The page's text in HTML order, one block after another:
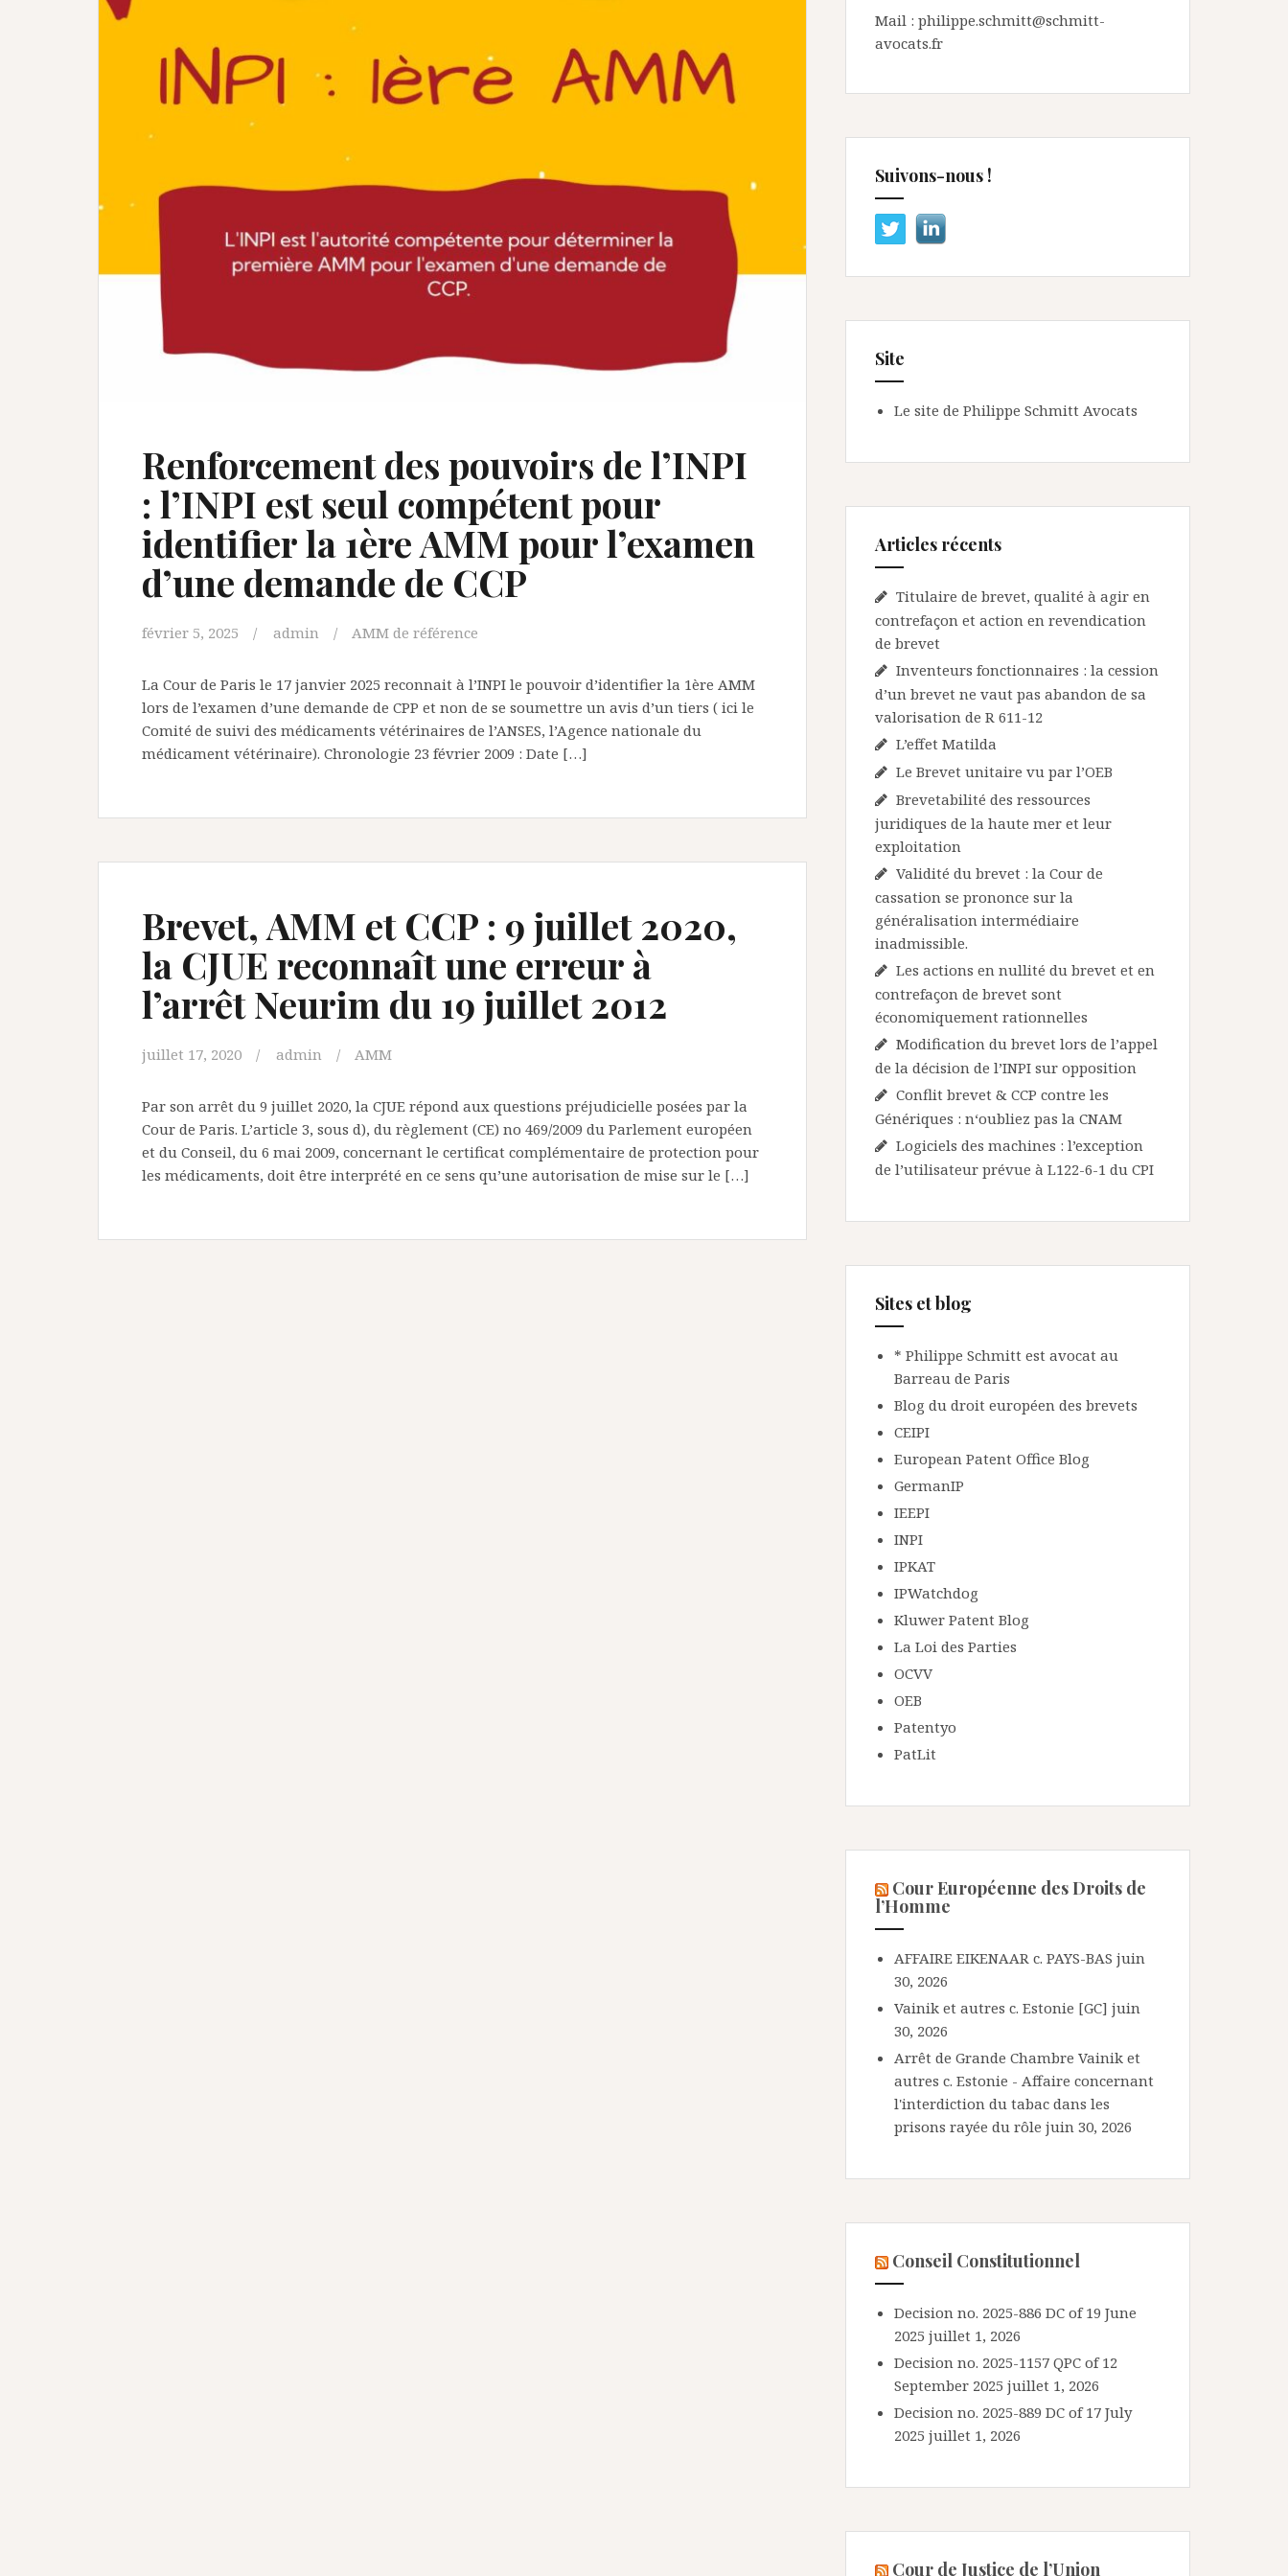
Renforcement des pouvoirs de l’INPI
: l’INPI est seul compétent pour
identifier la 1ère AMM pour l’examen
d’une demande de CCP
février 5, 2025 admin AMM de référence
La Cour de Paris le 17 janvier 2025 reconnait à l’INPI le pouvoir d’identifier la 1ère AMM
lors de l’examen d’une demande de CPP et non de se soumettre un avis d’un tiers ( ici le
Comité de suivi des médicaments vétérinaires de l’ANSES, l’Agence nationale du
médicament vétérinaire). Chronologie 23 février 2009 : Date […]
Brevet, AMM et CCP : 9 juillet 2020,
la CJUE reconnaît une erreur à
l’arrêt Neurim du 19 juillet 2012
juillet 17, 2020 admin AMM
Par son arrêt du 9 juillet 2020, la CJUE répond aux questions préjudicielle posées par la
Cour de Paris. L’article 3, sous d), du règlement (CE) no 469/2009 du Parlement européen
et du Conseil, du 6 mai 2009, concernant le certificat complémentaire de protection pour
les médicaments, doit être interprété en ce sens qu’une autorisation de mise sur le […]
Mail : philippe.schmitt@schmitt-
avocats.fr
Suivons-nous !
Site
Le site de Philippe Schmitt Avocats
Articles récents
Titulaire de brevet, qualité à agir en
contrefaçon et action en revendication
de brevet
Inventeurs fonctionnaires : la cession
d’un brevet ne vaut pas abandon de sa
valorisation de R 611-12
L’effet Matilda
Le Brevet unitaire vu par l’OEB
Brevetabilité des ressources
juridiques de la haute mer et leur
exploitation
Validité du brevet : la Cour de
cassation se prononce sur la
généralisation intermédiaire
inadmissible.
Les actions en nullité du brevet et en
contrefaçon de brevet sont
économiquement rationnelles
Modification du brevet lors de l’appel
de la décision de l’INPI sur opposition
Conflit brevet & CCP contre les
Génériques : n‘oubliez pas la CNAM
Logiciels des machines : l’exception
de l’utilisateur prévue à L122-6-1 du CPI
Sites et blog
* Philippe Schmitt est avocat au
Barreau de Paris
Blog du droit européen des brevets
CEIPI
European Patent Office Blog
GermanIP
IEEPI
INPI
IPKAT
IPWatchdog
Kluwer Patent Blog
La Loi des Parties
OCVV
OEB
Patentyo
PatLit
Cour Européenne des Droits de
l’Homme
AFFAIRE EIKENAAR c. PAYS-BAS juin
30, 2026
Vainik et autres c. Estonie [GC] juin
30, 2026
Arrêt de Grande Chambre Vainik et
autres c. Estonie - Affaire concernant
l'interdiction du tabac dans les
prisons rayée du rôle juin 30, 2026
Conseil Constitutionnel
Decision no. 2025-886 DC of 19 June
2025 juillet 1, 2026
Decision no. 2025-1157 QPC of 12
September 2025 juillet 1, 2026
Decision no. 2025-889 DC of 17 July
2025 juillet 1, 2026
Cour de Justice de l’Union